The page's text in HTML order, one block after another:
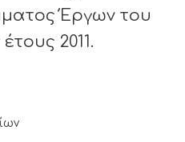
Έργων του
2011.